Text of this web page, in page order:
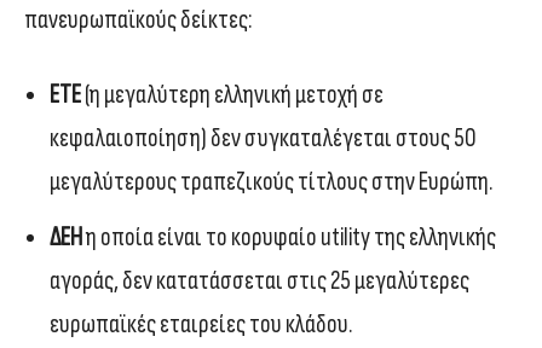
πανευρωπαϊκούς δείκτες:
ΕΤΕ(η μεγαλύτερη ελληνική μετοχή σε
κεφαλαιοποίηση) δεν συγκαταλέγεται στους 50
μεγαλύτερους τραπεζικούς τίτλους στην Ευρώπη.
ΔΕΗη οποία είναι το κορυφαίο utility της ελληνικής
αγοράς, δεν κατατάσσεται στις 25 μεγαλύτερες
ευρωπαϊκές εταιρείες του κλάδου.